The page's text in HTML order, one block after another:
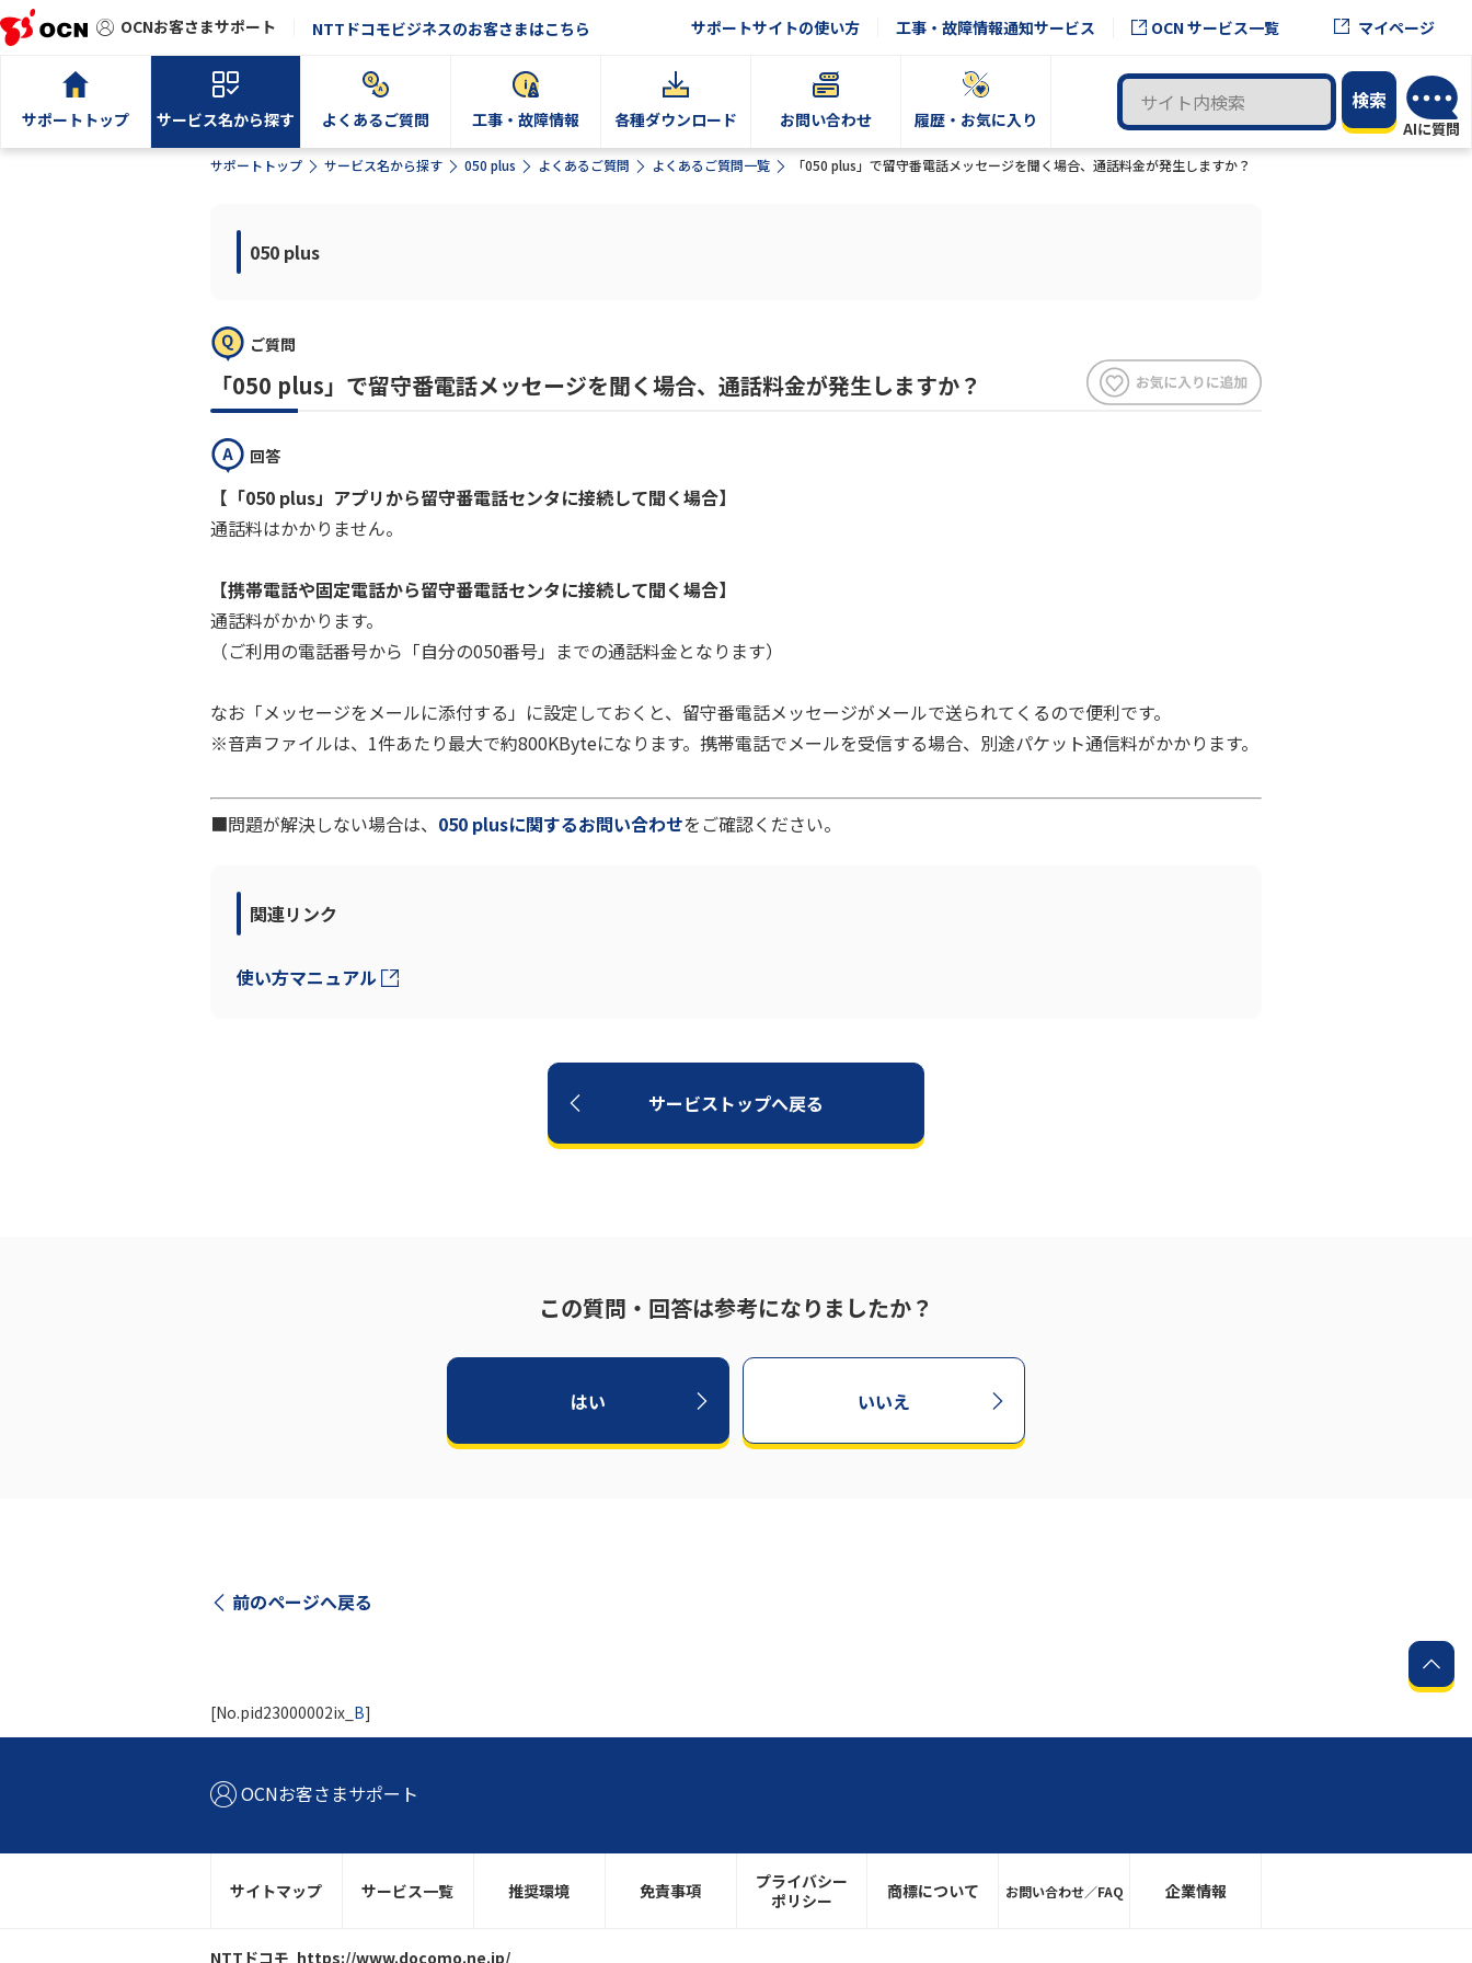
OCNお客さまサポート NTTドコモビジネスのお客さまはこちら サポートサイトの使い方 工事・故障情報通知サービス OCN サービス一覧 マイページ
サポートトップ サービス名から探す よくあるご質問 工事・故障情報 各種ダウンロード お問い合わせ 履歴・お気に入り
サポートトップ サービス名から探す 050 plus よくあるご質問 よくあるご質問一覧 「050 plus」で留守番電話メッセージを聞く場合、通話料金が発生しますか？
050 plus
ご質問
「050 plus」で留守番電話メッセージを聞く場合、通話料金が発生しますか？
回答
【「050 plus」アプリから留守番電話センタに接続して聞く場合】
通話料はかかりません。
【携帯電話や固定電話から留守番電話センタに接続して聞く場合】
通話料がかかります。
（ご利用の電話番号から「自分の050番号」までの通話料金となります）
なお「メッセージをメールに添付する」に設定しておくと、留守番電話メッセージがメールで送られてくるので便利です。
※音声ファイルは、1件あたり最大で約800KByteになります。携帯電話でメールを受信する場合、別途パケット通信料がかかります。
■問題が解決しない場合は、 050 plusに関するお問い合わせをご確認ください。
関連リンク
使い方マニュアル
サービストップへ戻る
この質問・回答は参考になりましたか？
はい いいえ
前のページへ戻る
[No.pid23000002ix_ B]
OCNお客さまサポート
サイトマップ サービス一覧 推奨環境 免責事項
プライバシー
ポリシー
商標について お問い合わせ／FAQ 企業情報
NTTドコモ https://www.docomo.ne.jp/